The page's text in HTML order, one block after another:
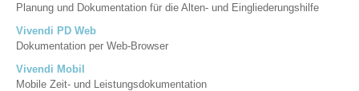
Planung und Dokumentation für die Alten- und Eingliederungshilfe
Vivendi PD Web
Dokumentation per Web-Browser
Vivendi Mobil
Mobile Zeit- und Leistungsdokumentation